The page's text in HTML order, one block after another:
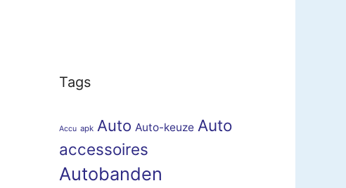
Tags
Accu apk Auto Auto-keuze Auto
accessoires
Autobanden